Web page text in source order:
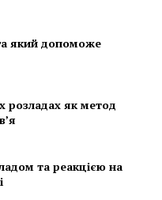
який допоможе
розладах як метод
та реакцією на